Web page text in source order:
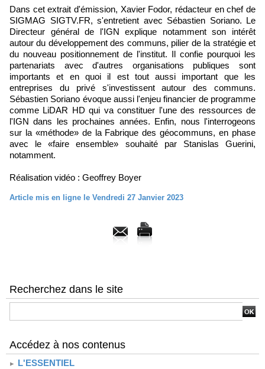
Dans cet extrait d'émission, Xavier Fodor, rédacteur en chef de
SIGMAG SIGTV.FR, s'entretient avec Sébastien Soriano. Le
Directeur général de l'IGN explique notamment son intérêt
autour du développement des communs, pilier de la stratégie et
du nouveau positionnement de l'institut. Il confie pourquoi les
partenariats avec d'autres organisations publiques sont
importants et en quoi il est tout aussi important que les
entreprises du privé s'investissent autour des communs.
Sébastien Soriano évoque aussi l'enjeu financier de programme
comme LiDAR HD qui va constituer l'une des ressources de
l'IGN dans les prochaines années. Enfin, nous l'interrogeons
sur la «méthode» de la Fabrique des géocommuns, en phase
avec le «faire ensemble» souhaité par Stanislas Guerini,
notamment.
Réalisation vidéo : Geoffrey Boyer
Article mis en ligne le Vendredi 27 Janvier 2023
Recherchez dans le site
Accédez à nos contenus
L'ESSENTIEL